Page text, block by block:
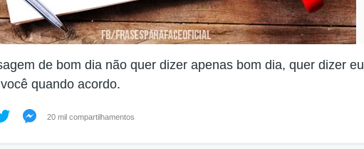
de bom dia não quer dizer apenas bom dia, quer dizer eu
quando acordo.
20 mil compartilhamentos